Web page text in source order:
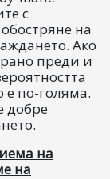
с
на
Ако
преди и
е по-голяма.
добре
на
на